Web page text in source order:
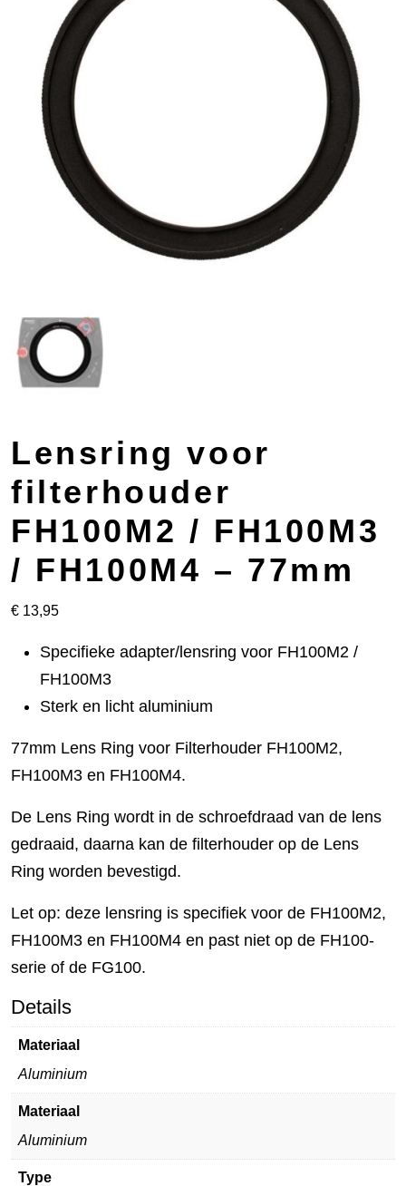
Lensring voor
filterhouder
FH100M2 / FH100M3
/ FH100M4 – 77mm
€ 13,95
Specifieke adapter/lensring voor FH100M2 /
FH100M3
Sterk en licht aluminium
77mm Lens Ring voor Filterhouder FH100M2,
FH100M3 en FH100M4.
De Lens Ring wordt in de schroefdraad van de lens
gedraaid, daarna kan de filterhouder op de Lens
Ring worden bevestigd.
Let op: deze lensring is specifiek voor de FH100M2,
FH100M3 en FH100M4 en past niet op de FH100-
serie of de FG100.
Details
Materiaal
Aluminium
Materiaal
Aluminium
Type